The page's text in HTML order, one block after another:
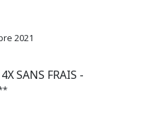
2021
SANS FRAIS -